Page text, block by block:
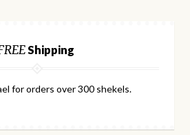
Shipping
for orders over 300 shekels.